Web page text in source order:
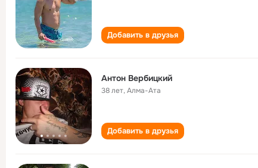
Добавить в друзья
Антон Вербицкий
38 лет,Алма-Ата
Добавить в друзья